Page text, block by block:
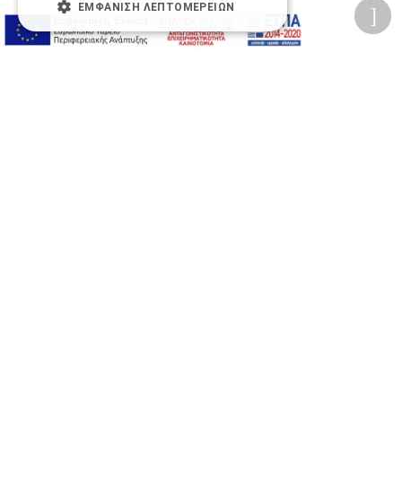
Προσβασιμότητα
ΕΜΦΆΝΙΣΗ ΛΕΠΤΟΜΕΡΕΙΏΝ